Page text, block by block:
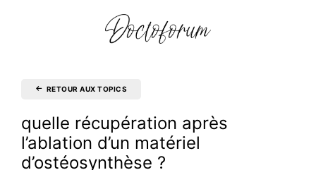
RETOUR AUX TOPICS
quelle récupération après
l’ablation d’un matériel
d’ostéosynthèse ?